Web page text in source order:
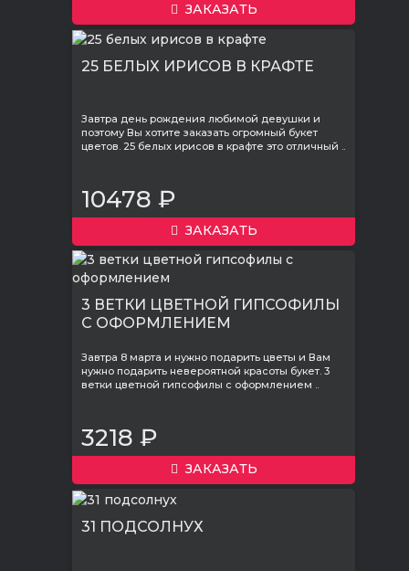
ЗАКАЗАТЬ
25 БЕЛЫХ ИРИСОВ В КРАФТЕ
Завтра день рождения любимой девушки и
поэтому Вы хотите заказать огромный букет
цветов. 25 белых ирисов в крафте это отличный ..
10478 ₽
ЗАКАЗАТЬ
3 ВЕТКИ ЦВЕТНОЙ ГИПСОФИЛЫ
С ОФОРМЛЕНИЕМ
Завтра 8 марта и нужно подарить цветы и Вам
нужно подарить невероятной красоты букет. 3
ветки цветной гипсофилы с оформлением ..
3218 ₽
ЗАКАЗАТЬ
31 ПОДСОЛНУХ